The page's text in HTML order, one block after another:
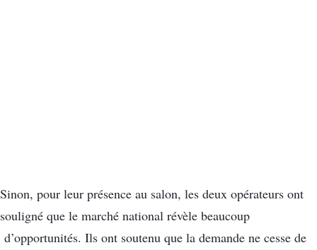
Sinon, pour leur présence au salon, les deux opérateurs ont
souligné que le marché national révèle beaucoup
d’opportunités. Ils ont soutenu que la demande ne cesse de